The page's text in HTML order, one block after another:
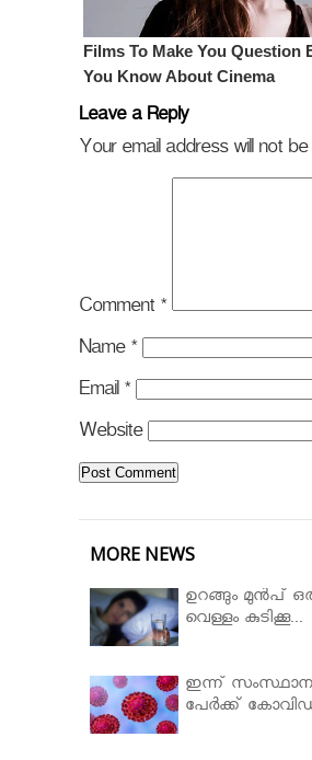
Leave a Reply
Your email address will not be
Comment *
Name *
Email *
Website
MORE NEWS
ഉറങ്ങും മുന്‍പ്
വെള്ളം കുടിക്കൂ...
ഇന്ന്
പേര്‍ക്ക്